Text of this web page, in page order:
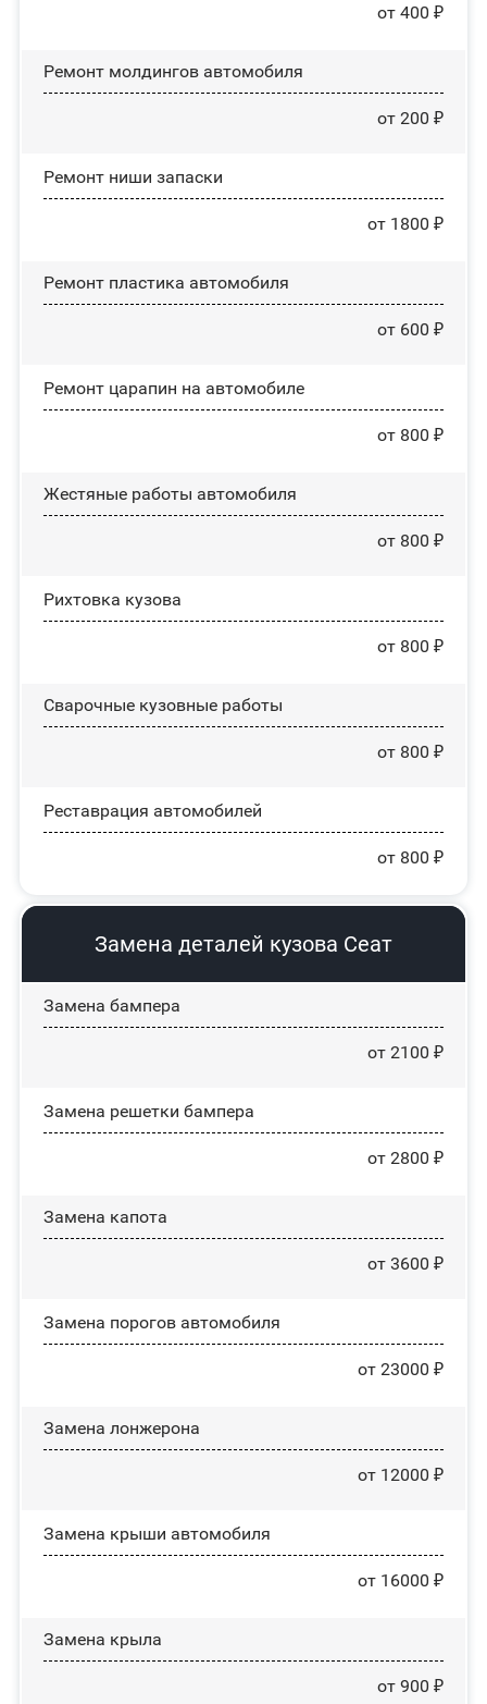
от 400 ₽
Ремонт молдингов автомобиля
от 200 ₽
Ремонт ниши запаски
от 1800 ₽
Ремонт пластика автомобиля
от 600 ₽
Ремонт царапин на автомобиле
от 800 ₽
Жестяные работы автомобиля
от 800 ₽
Рихтовка кузова
от 800 ₽
Сварочные кузовные работы
от 800 ₽
Реставрация автомобилей
от 800 ₽
Замена деталей кузова Сеат
Замена бампера
от 2100 ₽
Замена решетки бампера
от 2800 ₽
Замена капота
от 3600 ₽
Замена порогов автомобиля
от 23000 ₽
Замена лонжерона
от 12000 ₽
Замена крыши автомобиля
от 16000 ₽
Замена крыла
от 900 ₽